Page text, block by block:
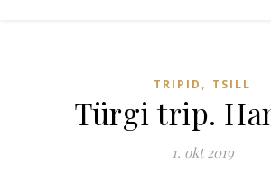
TRIPID , TSILL
Türgi trip.
1. okt 2019